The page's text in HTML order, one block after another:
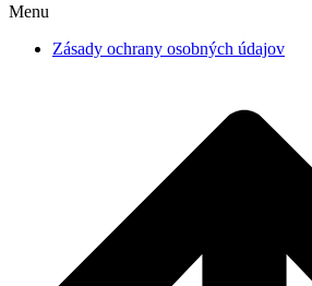
Menu
Zásady ochrany osobných údajov